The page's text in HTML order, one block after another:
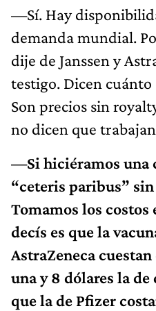
—Sí. Hay
demanda mundial.
dije de Janssen y
testigo. Dicen
Son precios sin
no dicen que
—Si hiciéramos una
“ceteris paribus”
Tomamos los costos
decís es que la
AstraZeneca
una y 8 dólares la
que la de Pfizer